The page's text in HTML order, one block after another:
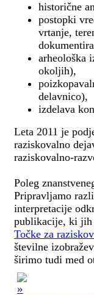
historične
postopki
vrtanje,
arheološka
okoljih),
delavnico),
izdelava
Leta 2011 je
raziskovalno
raziskovalno-
Poleg
Pripravljamo
interpretacije
publikacije, ki jih
Točke za
številne
širimo tudi med